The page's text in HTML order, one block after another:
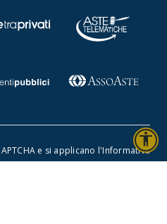
e si applicano l'Informativa
accessibility